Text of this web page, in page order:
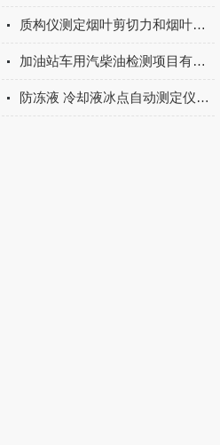
质构仪测定烟叶剪切力和烟叶粘附力的操作方法
加油站车用汽柴油检测项目有哪些
防冻液 冷却液冰点自动测定仪参数原理